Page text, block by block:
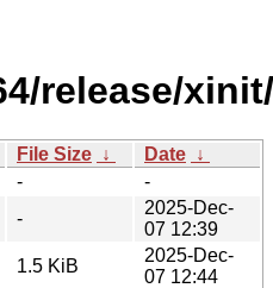
release/xinit/
File Size ↓ Date ↓
-
-
-
2025-Dec-
07 12:39
1.5 KiB
2025-Dec-
07 12:44